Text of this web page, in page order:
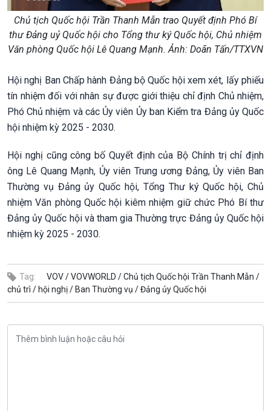
Chủ tịch Quốc hội Trần Thanh Mẫn trao Quyết định Phó Bí
thư Đảng uỷ Quốc hội cho Tổng thư ký Quốc hội, Chủ nhiệm
Văn phòng Quốc hội Lê Quang Mạnh. Ảnh: Doãn Tấn/TTXVN
Hội nghị Ban Chấp hành Đảng bộ Quốc hội xem xét, lấy phiếu
tín nhiệm đối với nhân sự được giới thiệu chỉ định Chủ nhiệm,
Phó Chủ nhiệm và các Ủy viên Ủy ban Kiểm tra Đảng ủy Quốc
hội nhiệm kỳ 2025 - 2030.
Hội nghị cũng công bố Quyết định của Bộ Chính trị chỉ định
ông Lê Quang Mạnh, Ủy viên Trung ương Đảng, Ủy viên Ban
Thường vụ Đảng ủy Quốc hội, Tổng Thư ký Quốc hội, Chủ
nhiệm Văn phòng Quốc hội kiêm nhiệm giữ chức Phó Bí thư
Đảng ủy Quốc hội và tham gia Thường trực Đảng ủy Quốc hội
nhiệm kỳ 2025 - 2030.
Tag: VOV /VOVWORLD /Chủ tịch Quốc hội Trần Thanh Mẫn /
chủ trì / hội nghị / Ban Thường vụ /Đảng ủy Quốc hội